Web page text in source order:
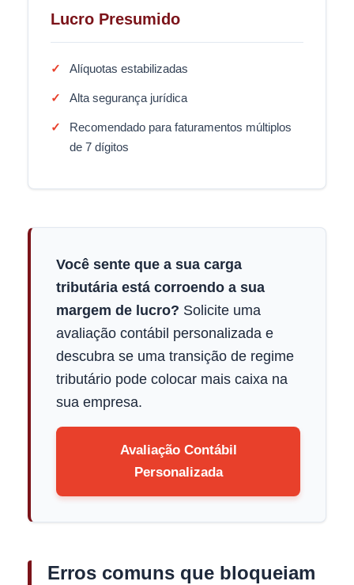
Lucro Presumido
Alíquotas estabilizadas
Alta segurança jurídica
Recomendado para faturamentos múltiplos
de 7 dígitos
Você sente que a sua carga
tributária está corroendo a sua
margem de lucro? Solicite uma
avaliação contábil personalizada e
descubra se uma transição de regime
tributário pode colocar mais caixa na
sua empresa.
Avaliação Contábil
Personalizada
Erros comuns que bloqueiam